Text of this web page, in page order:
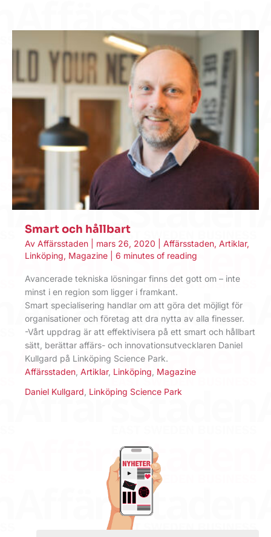
Smart och hållbart
Av Affärsstaden mars 26, 2020 Affärsstaden, Artiklar,
Linköping, Magazine 6 minutes of reading
Avancerade tekniska lösningar finns det gott om – inte
minst i en region som ligger i framkant.
Smart specialisering handlar om att göra det möjligt för
organisationer och företag att dra nytta av alla finesser.
-Vårt uppdrag är att effektivisera på ett smart och hållbart
sätt, berättar affärs- och innovationsutvecklaren Daniel
Kullgard på Linköping Science Park.
Affärsstaden Artiklar, Linköping Magazine
Daniel Kullgard Linköping Science Park